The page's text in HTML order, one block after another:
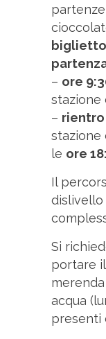
– ore
stazione
–
stazione
le ore
Il
dislivello
Si
portare
acqua
presenti